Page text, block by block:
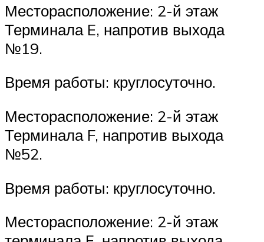
Месторасположение: 2-й этаж
Терминала E, напротив выхода
№19.
Время работы: круглосуточно.
Месторасположение: 2-й этаж
Терминала F, напротив выхода
№52.
Время работы: круглосуточно.
Месторасположение: 2-й этаж